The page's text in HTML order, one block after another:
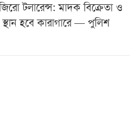
টলারেন্স: মাদক বিক্রেতা ও
হবে কারাগারে — পুলিশ